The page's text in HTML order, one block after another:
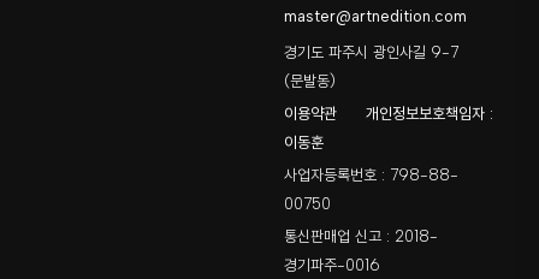
master@artnedition.com
경기도 파주시 광인사길 9-7
(문발동)
이용약관
개인정보보호책임자 :
이동훈
사업자등록번호 : 798-88-
00750
통신판매업 신고 : 2018-
경기파주-0016